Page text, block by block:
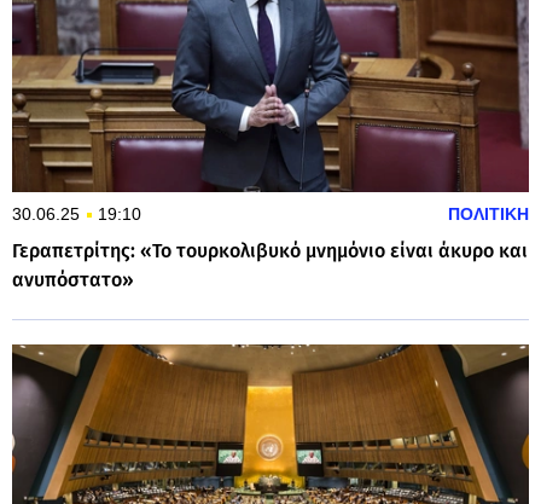
30.06.25 19:10 ΠΟΛΙΤΙΚΗ
Γεραπετρίτης: «Το τουρκολιβυκό μνημόνιο είναι άκυρο και
ανυπόστατο»